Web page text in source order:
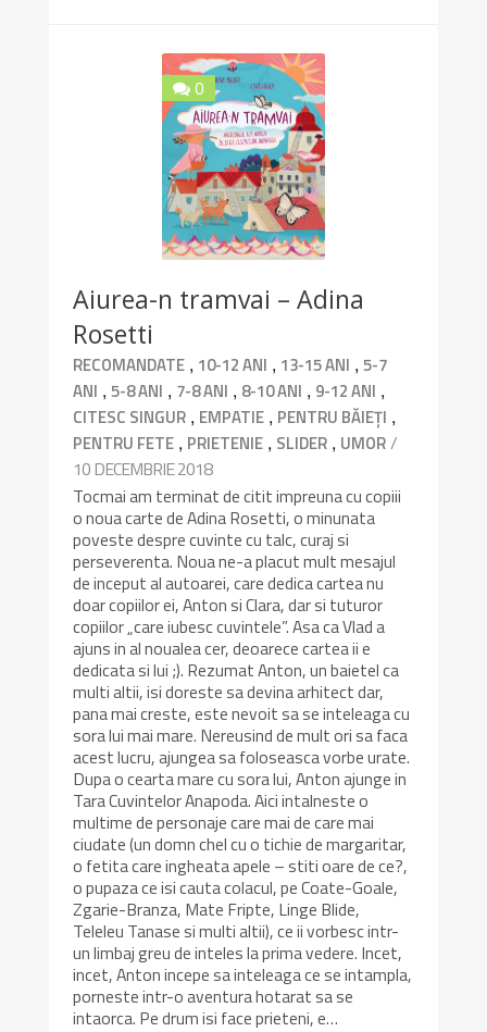
0
Aiurea-n tramvai – Adina
Rosetti
RECOMANDATE , 10-12 ANI , 13-15 ANI ,5-7
ANI ,5-8 ANI , 7-8 ANI , 8-10 ANI , 9-12 ANI ,
CITESC SINGUR , EMPATIE , PENTRU BĂIEȚI ,
PENTRU FETE , PRIETENIE , SLIDER , UMOR/
10 DECEMBRIE 2018
Tocmai am terminat de citit impreuna cu copiii
o noua carte de Adina Rosetti, o minunata
poveste despre cuvinte cu talc, curaj si
perseverenta. Noua ne-a placut mult mesajul
de inceput al autoarei, care dedica cartea nu
doar copiilor ei, Anton si Clara, dar si tuturor
copiilor „care iubesc cuvintele”. Asa ca Vlad a
ajuns in al noualea cer, deoarece cartea ii e
dedicata si lui ;). Rezumat Anton, un baietel ca
multi altii, isi doreste sa devina arhitect dar,
pana mai creste, este nevoit sa se inteleaga cu
sora lui mai mare. Nereusind de mult ori sa faca
acest lucru, ajungea sa foloseasca vorbe urate.
Dupa o cearta mare cu sora lui, Anton ajunge in
Tara Cuvintelor Anapoda. Aici intalneste o
multime de personaje care mai de care mai
ciudate (un domn chel cu o tichie de margaritar,
o fetita care ingheata apele – stiti oare de ce?,
o pupaza ce isi cauta colacul, pe Coate-Goale,
Zgarie-Branza, Mate Fripte, Linge Blide,
Teleleu Tanase si multi altii), ce ii vorbesc intr-
un limbaj greu de inteles la prima vedere. Incet,
incet, Anton incepe sa inteleaga ce se intampla,
porneste intr-o aventura hotarat sa se
intaorca. Pe drum isi face prieteni, e…